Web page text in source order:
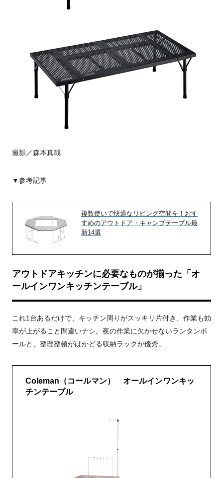
撮影／森本真哉
▼参考記事
複数使いで快適なリビング空間を！おす
すめのアウトドア・キャンプテーブル最
新14選
アウトドアキッチンに必要なものが揃った「オ
ールインワンキッチンテーブル」
これ1台あるだけで、キッチン周りがスッキリ片付き、作業も効
率が上がること間違いナシ。夜の作業に欠かせないランタンポ
ールと、整理整頓がはかどる収納ラックが優秀。
Coleman（コールマン） オールインワンキッ
チンテーブル